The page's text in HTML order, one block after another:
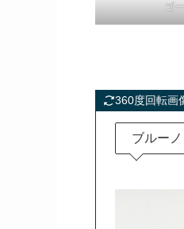
ゴ
360度回転画
ブルー